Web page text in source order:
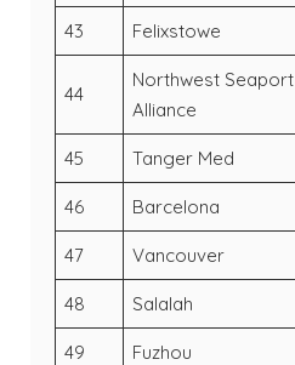
43 Felixstowe
44
Northwest Seaport
Alliance
45 Tanger Med
46 Barcelona
47 Vancouver
48 Salalah
49 Fuzhou